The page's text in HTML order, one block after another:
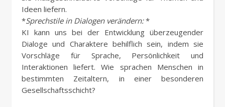
Ideen liefern.
*Sprechstile in Dialogen verändern:*
KI kann uns bei der Entwicklung überzeugender
Dialoge und Charaktere behilflich sein, indem sie
Vorschläge für Sprache, Persönlichkeit und
Interaktionen liefert. Wie sprachen Menschen in
bestimmten Zeitaltern, in einer besonderen
Gesellschaftsschicht?